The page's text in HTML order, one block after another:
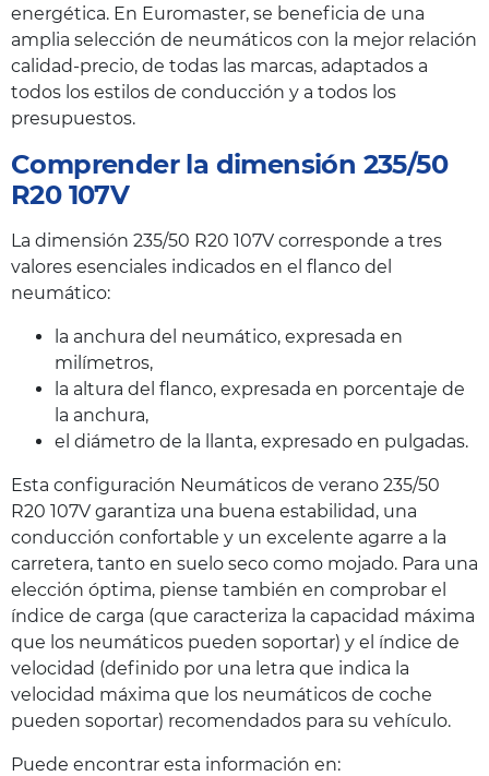
energética. En Euromaster, se beneficia de una
amplia selección de neumáticos con la mejor relación
calidad-precio, de todas las marcas, adaptados a
todos los estilos de conducción y a todos los
presupuestos.
Comprender la dimensión 235/50
R20 107V
La dimensión 235/50 R20 107V corresponde a tres
valores esenciales indicados en el flanco del
neumático:
la anchura del neumático, expresada en
milímetros,
la altura del flanco, expresada en porcentaje de
la anchura,
el diámetro de la llanta, expresado en pulgadas.
Esta configuración Neumáticos de verano 235/50
R20 107V garantiza una buena estabilidad, una
conducción confortable y un excelente agarre a la
carretera, tanto en suelo seco como mojado. Para una
elección óptima, piense también en comprobar el
índice de carga (que caracteriza la capacidad máxima
que los neumáticos pueden soportar) y el índice de
velocidad (definido por una letra que indica la
velocidad máxima que los neumáticos de coche
pueden soportar) recomendados para su vehículo.
Puede encontrar esta información en: